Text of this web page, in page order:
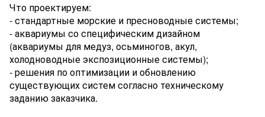
Что проектируем:
- стандартные морские и пресноводные системы;
- аквариумы со специфическим дизайном
(аквариумы для медуз, осьминогов, акул,
холодноводные экспозиционные системы);
- решения по оптимизации и обновлению
существующих систем согласно техническому
заданию заказчика.